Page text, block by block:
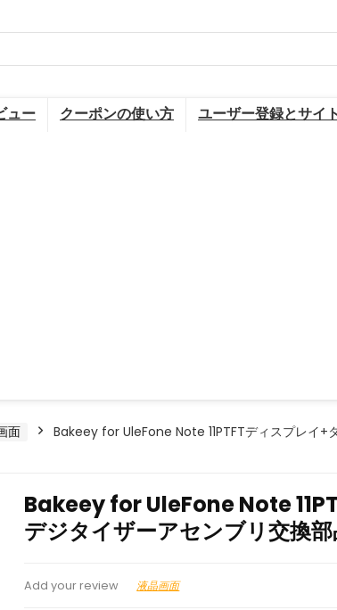
ュー クーポンの使い方 ユーザー登録とサイ
面 Bakeey for UleFone Note 11PTFTディスプレイ+
Bakeey for UleFone Note
デジタイザーアセンブリ交換
Add your review 液晶画面